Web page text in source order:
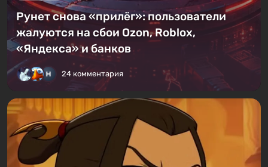
Рунет снова «прилёг»: пользователи
жалуются на сбои Ozon, Roblox,
«Яндекса» и банков
24 комментария